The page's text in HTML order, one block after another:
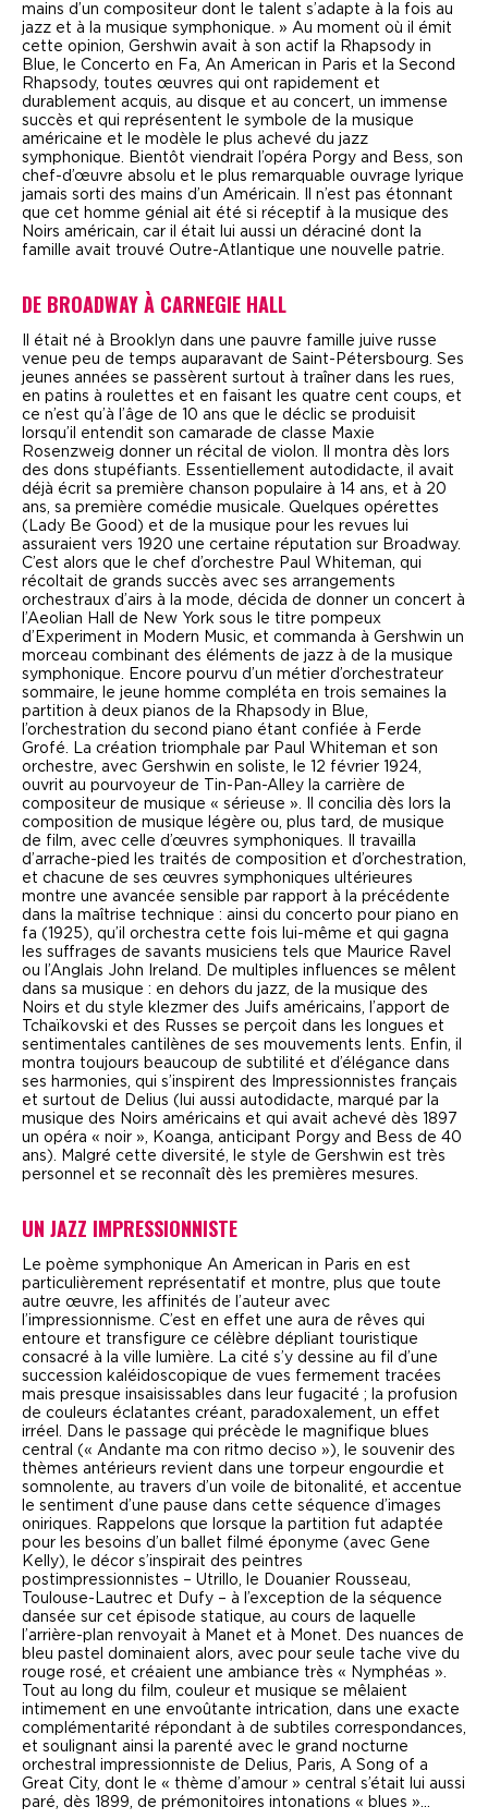
mains d’un compositeur dont le talent s’adapte à la fois au
jazz et à la musique symphonique. » Au moment où il émit
cette opinion, Gershwin avait à son actif la Rhapsody in
Blue , le Concerto en Fa An American in Paris et la Second
Rhapsody, toutes œuvres qui ont rapidement et
durablement acquis, au disque et au concert, un immense
succès et qui représentent le symbole de la musique
américaine et le modèle le plus achevé du jazz
symphonique. Bientôt viendrait l’opéra Porgy and Bess , son
chef-d’œuvre absolu et le plus remarquable ouvrage lyrique
jamais sorti des mains d’un Américain. Il n’est pas étonnant
que cet homme génial ait été si réceptif à la musique des
Noirs américain, car il était lui aussi un déraciné dont la
famille avait trouvé Outre-Atlantique une nouvelle patrie.
DE BROADWAY À CARNEGIE HALL
l était né à Brooklyn dans une pauvre famille juive russe
venue peu de temps auparavant de Saint-Pétersbourg. Ses
jeunes années se passèrent surtout à traîner dans les rues,
en patins à roulettes et en faisant les quatre cent coups, et
ce n’est qu’à l’âge de 10 ans que le déclic se produisit
lorsqu’il entendit son camarade de classe Maxie
Rosenzweig donner un récital de violon. Il montra dès lors
des dons stupéfiants. Essentiellement autodidacte, il avait
déjà écrit sa première chanson populaire à 14 ans, et à 20
ans, sa première comédie musicale. Quelques opérettes
( Lady Be Good ) et de la musique pour les revues lui
assuraient vers 1920 une certaine réputation sur Broadway.
C’est alors que le chef d’orchestre Paul Whiteman, qui
récoltait de grands succès avec ses arrangements
orchestraux d’airs à la mode, décida de donner un concert à
l’Aeolian Hall de New York sous le titre pompeux
d’ Experiment in Modern Music , et commanda à Gershwin un
morceau combinant des éléments de jazz à de la musique
symphonique. Encore pourvu d’un métier d’orchestrateur
sommaire, le jeune homme compléta en trois semaines la
partition à deux pianos de la Rhapsody in Blue
l’orchestration du second piano étant confiée à Ferde
Grofé. La création triomphale par Paul Whiteman et son
orchestre, avec Gershwin en soliste, le 12 février 1924,
ouvrit au pourvoyeur de Tin-Pan-Alley la carrière de
compositeur de musique « sérieuse ». Il concilia dès lors la
composition de musique légère ou, plus tard, de musique
de film, avec celle d’œuvres symphoniques. Il travailla
d’arrache-pied les traités de composition et d’orchestration,
et chacune de ses œuvres symphoniques ultérieures
montre une avancée sensible par rapport à la précédente
dans la maîtrise technique : ainsi du concerto pour piano en
fa (1925), qu’il orchestra cette fois lui-même et qui gagna
les suffrages de savants musiciens tels que Maurice Ravel
ou l’Anglais John Ireland. De multiples influences se mêlent
dans sa musique : en dehors du jazz, de la musique des
Noirs et du style klezmer des Juifs américains, l’apport de
Tchaïkovski et des Russes se perçoit dans les longues et
sentimentales cantilènes de ses mouvements lents. Enfin, il
montra toujours beaucoup de subtilité et d’élégance dans
ses harmonies, qui s’inspirent des Impressionnistes français
et surtout de Delius (lui aussi autodidacte, marqué par la
musique des Noirs américains et qui avait achevé dès 1897
un opéra « noir »,
Koanga , anticipant Porgy and Bess de 40
ans). Malgré cette diversité, le style de Gershwin est très
personnel et se reconnaît dès les premières mesures.
UN JAZZ IMPRESSIONNISTE
Le poème symphonique An American in Paris en est
particulièrement représentatif et montre, plus que toute
autre œuvre, les affinités de l’auteur avec
l’impressionnisme. C’est en effet une aura de rêves qui
entoure et transfigure ce célèbre dépliant touristique
consacré à la ville lumière. La cité s’y dessine au fil d’une
succession kaléidoscopique de vues fermement tracées
mais presque insaisissables dans leur fugacité ; la profusion
de couleurs éclatantes créant, paradoxalement, un effet
irréel. Dans le passage qui précède le magnifique blues
central (« Andante ma con ritmo deciso »), le souvenir des
thèmes antérieurs revient dans une torpeur engourdie et
somnolente, au travers d’un voile de bitonalité, et accentue
le sentiment d’une pause dans cette séquence d’images
oniriques. Rappelons que lorsque la partition fut adaptée
pour les besoins d’un ballet filmé éponyme (avec Gene
Kelly), le décor s’inspirait des peintres
postimpressionnistes – Utrillo, le Douanier Rousseau,
Toulouse-Lautrec et Dufy – à l’exception de la séquence
dansée sur cet épisode statique, au cours de laquelle
l’arrière-plan renvoyait à Manet et à Monet. Des nuances de
bleu pastel dominaient alors, avec pour seule tache vive du
rouge rosé, et créaient une ambiance très « Nymphéas »
Tout au long du film, couleur et musique se mêlaient
intimement en une envoûtante intrication, dans une exacte
complémentarité répondant à de subtiles correspondances,
et soulignant ainsi la parenté avec le grand nocturne
orchestral impressionniste de Delius,
Paris, A Song of a
Great City, dont le « thème d’amour » central s’était lui aussi
paré, dès 1899, de prémonitoires intonations « blues »…